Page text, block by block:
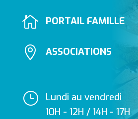
 PORTAIL FAMILLE
 ASSOCIATIONS
}
Lundi au vendredi
10H - 12H / 14H - 17H